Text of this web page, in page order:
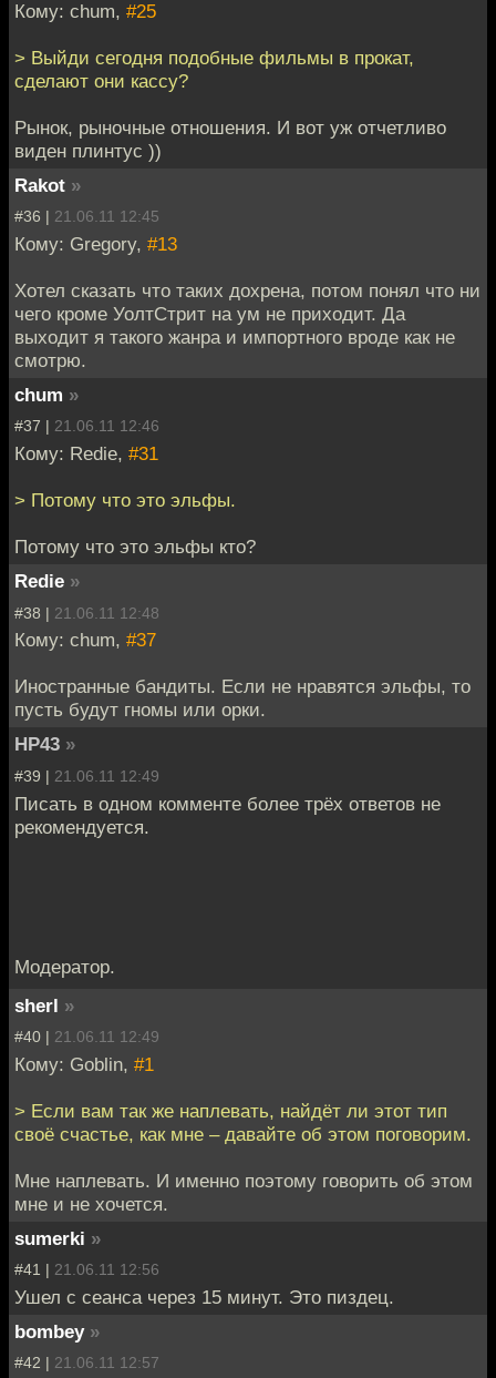
Кому: chum, #25
> Выйди сегодня подобные фильмы в прокат,
сделают они кассу?
Рынок, рыночные отношения. И вот уж отчетливо
виден плинтус ))
Rakot »
#36 | 21.06.11 12:45
Кому: Gregory, #13
Хотел сказать что таких дохрена, потом понял что ни
чего кроме УолтСтрит на ум не приходит. Да
выходит я такого жанра и импортного вроде как не
смотрю.
chum »
#37 | 21.06.11 12:46
Кому: Redie, #31
> Потому что это эльфы.
Потому что это эльфы кто?
Redie »
#38 | 21.06.11 12:48
Кому: chum, #37
Иностранные бандиты. Если не нравятся эльфы, то
пусть будут гномы или орки.
НР43 »
#39 | 21.06.11 12:49
Писать в одном комменте более трёх ответов не
рекомендуется.
Модератор.
sherl »
#40 | 21.06.11 12:49
Кому: Goblin, #1
> Если вам так же наплевать, найдёт ли этот тип
своё счастье, как мне – давайте об этом поговорим.
Мне наплевать. И именно поэтому говорить об этом
мне и не хочется.
sumerki »
#41 | 21.06.11 12:56
Ушел с сеанса через 15 минут. Это пиздец.
bombey »
#42 | 21.06.11 12:57